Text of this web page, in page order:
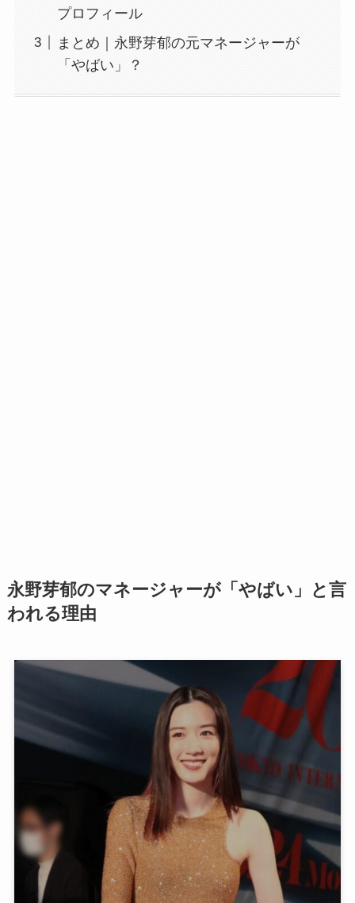
プロフィール
まとめ｜永野芽郁の元マネージャーが
「やばい」？
永野芽郁のマネージャーが「やばい」と言
われる理由